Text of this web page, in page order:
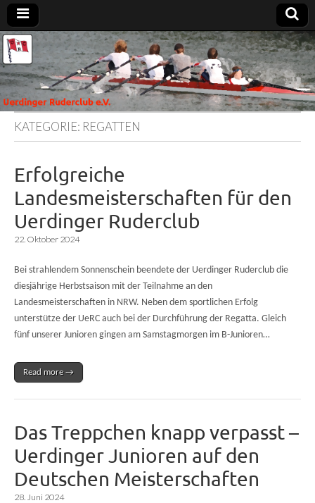
Uerdinger
Ruderclub
e.V.
Rudern in
Krefeld-
Uerdingen
KATEGORIE: REGATTEN
Erfolgreiche
Landesmeisterschaften für den
Uerdinger Ruderclub
22. Oktober 2024
Bei strahlendem Sonnenschein beendete der Uerdinger Ruderclub die
diesjährige Herbstsaison mit der Teilnahme an den
Landesmeisterschaften in NRW. Neben dem sportlichen Erfolg
unterstütze der UeRC auch bei der Durchführung der Regatta. Gleich
fünf unserer Junioren gingen am Samstagmorgen im B-Junioren…
Read more →
Das Treppchen knapp verpasst –
Uerdinger Junioren auf den
Deutschen Meisterschaften
28. Juni 2024